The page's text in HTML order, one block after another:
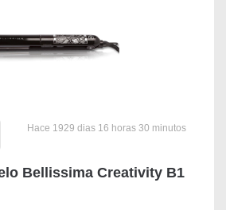
Hace 1929 dias 16 horas 30 minutos
Bellissima Creativity B1